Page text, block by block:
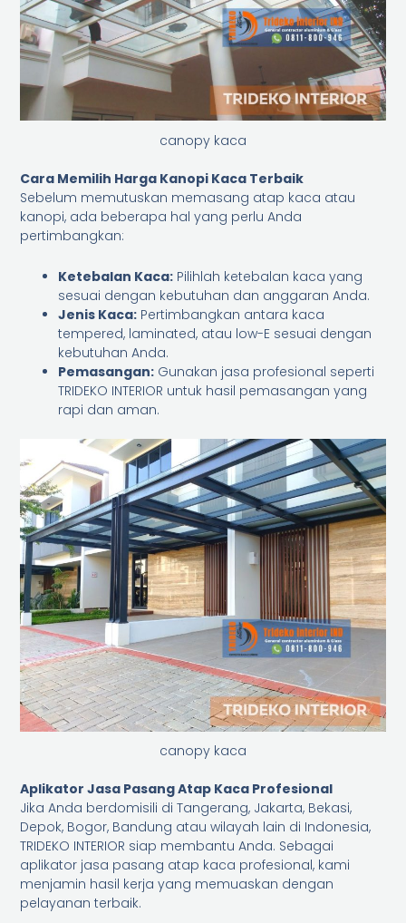
canopy kaca
Cara Memilih Harga Kanopi Kaca Terbaik
Sebelum memutuskan memasang atap kaca atau
kanopi, ada beberapa hal yang perlu Anda
pertimbangkan:
Ketebalan Kaca: Pilihlah ketebalan kaca yang
sesuai dengan kebutuhan dan anggaran Anda.
Jenis Kaca: Pertimbangkan antara kaca
tempered, laminated, atau low-E sesuai dengan
kebutuhan Anda.
Pemasangan: Gunakan jasa profesional seperti
TRIDEKO INTERIOR untuk hasil pemasangan yang
rapi dan aman.
canopy kaca
Aplikator Jasa Pasang Atap Kaca Profesional
Jika Anda berdomisili di Tangerang, Jakarta, Bekasi,
Depok, Bogor, Bandung atau wilayah lain di Indonesia,
TRIDEKO INTERIOR siap membantu Anda. Sebagai
aplikator jasa pasang atap kaca profesional, kami
menjamin hasil kerja yang memuaskan dengan
pelayanan terbaik.